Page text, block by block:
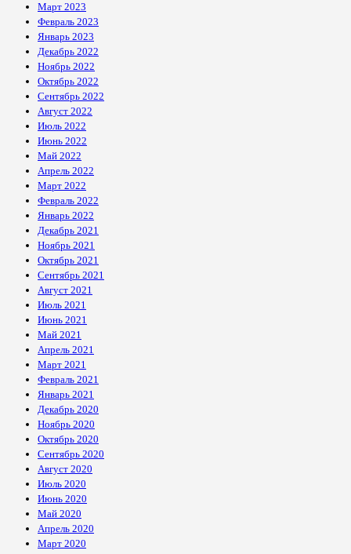
Март 2023
Февраль 2023
Январь 2023
Декабрь 2022
Ноябрь 2022
Октябрь 2022
Сентябрь 2022
Август 2022
Июль 2022
Июнь 2022
Май 2022
Апрель 2022
Март 2022
Февраль 2022
Январь 2022
Декабрь 2021
Ноябрь 2021
Октябрь 2021
Сентябрь 2021
Август 2021
Июль 2021
Июнь 2021
Май 2021
Апрель 2021
Март 2021
Февраль 2021
Январь 2021
Декабрь 2020
Ноябрь 2020
Октябрь 2020
Сентябрь 2020
Август 2020
Июль 2020
Июнь 2020
Май 2020
Апрель 2020
Март 2020